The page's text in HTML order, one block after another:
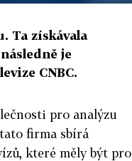
Ta získávala
je
CNBC.
pro analýzu
firma sbírá
které měly být pro